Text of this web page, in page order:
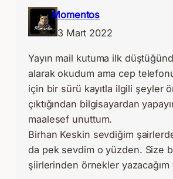
Momentos
23 Mart 2022
Yayın mail kutuma ilk
alarak okudum ama cep
için bir sürü kayıtla ilgili şeyler
çıktığından bilgisayardan
maalesef unuttum.
Birhan Keskin sevdiğim
da pek sevdim o yüzden. Size
şiirlerinden örnekler yazacağım